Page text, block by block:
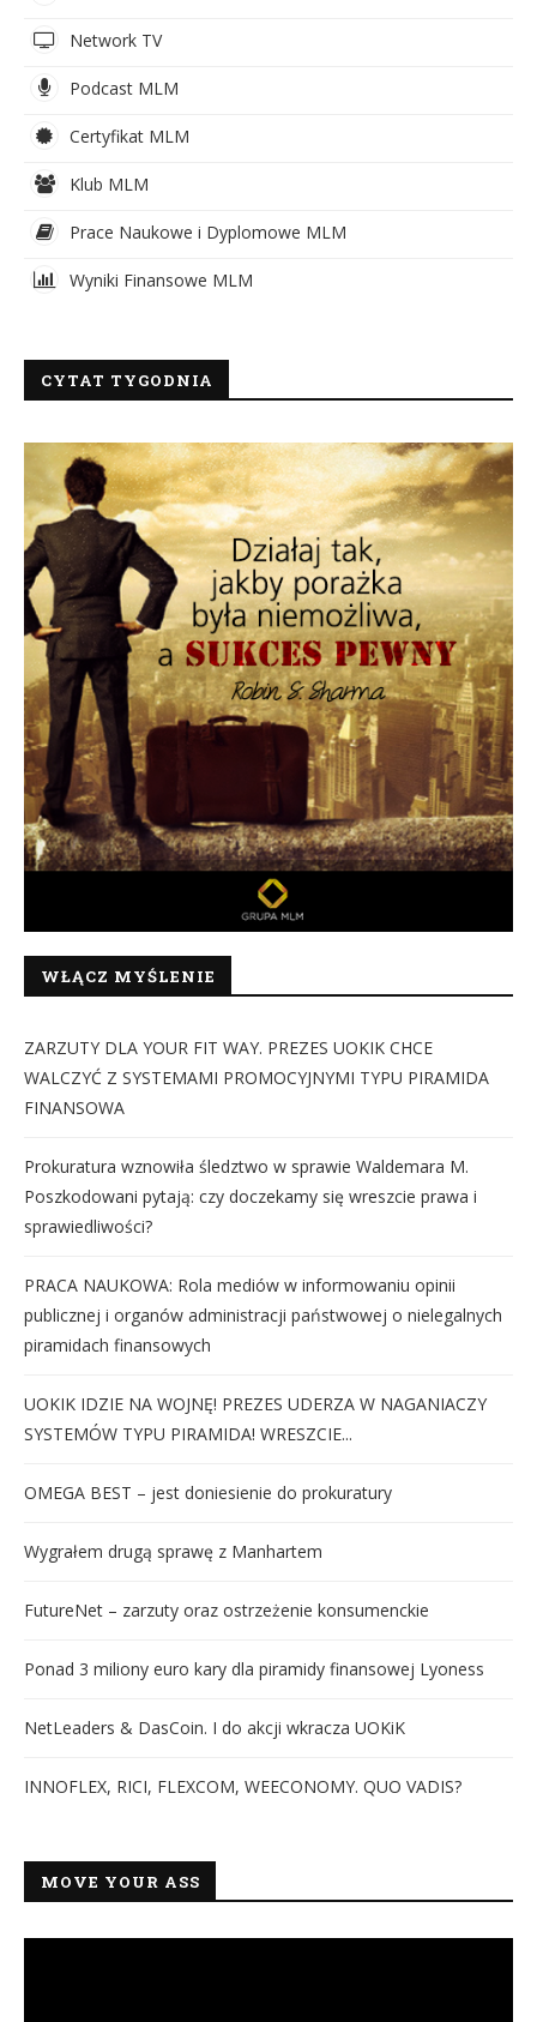
Network TV
Podcast MLM
Certyfikat MLM
Klub MLM
Prace Naukowe i Dyplomowe MLM
Wyniki Finansowe MLM
CYTAT TYGODNIA
WŁĄCZ MYŚLENIE
ZARZUTY DLA YOUR FIT WAY. PREZES UOKIK CHCE
WALCZYĆ Z SYSTEMAMI PROMOCYJNYMI TYPU PIRAMIDA
FINANSOWA
Prokuratura wznowiła śledztwo w sprawie Waldemara M.
Poszkodowani pytają: czy doczekamy się wreszcie prawa i
sprawiedliwości?
PRACA NAUKOWA: Rola mediów w informowaniu opinii
publicznej i organów administracji państwowej o nielegalnych
piramidach finansowych
UOKIK IDZIE NA WOJNĘ! PREZES UDERZA W NAGANIACZY
SYSTEMÓW TYPU PIRAMIDA! WRESZCIE...
OMEGA BEST – jest doniesienie do prokuratury
Wygrałem drugą sprawę z Manhartem
FutureNet – zarzuty oraz ostrzeżenie konsumenckie
Ponad 3 miliony euro kary dla piramidy finansowej Lyoness
NetLeaders & DasCoin. I do akcji wkracza UOKiK
INNOFLEX, RICI, FLEXCOM, WEECONOMY. QUO VADIS?
MOVE YOUR ASS